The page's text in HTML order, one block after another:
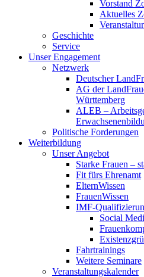
Vorstand
Aktuelles
Geschichte
Service
Unser Engagement
Netzwerk
Deutscher
AG der
Württemberg
ALEB –
Politische Forderungen
Weiterbildung
Unser Angebot
Starke Frauen –
Fit fürs Ehrenamt
ElternWissen
FrauenWissen
IMF-
Social
Fahrtrainings
Weitere Seminare
Veranstaltungskalender